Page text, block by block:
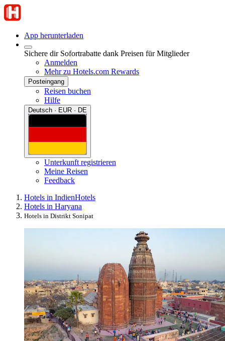
App herunterladen
Sichere dir Sofortrabatte dank Preisen für Mitglieder
Anmelden
Mehr zu Hotels.com Rewards
Posteingang
Reisen buchen
Hilfe
Deutsch · EUR · DE
Unterkunft registrieren
Meine Reisen
Feedback
Hotels in IndienHotels
Hotels in Haryana
Hotels in Distrikt Sonipat